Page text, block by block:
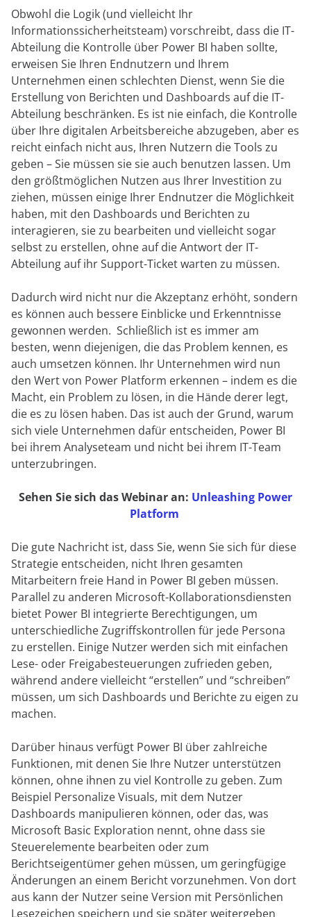
Obwohl die Logik (und vielleicht Ihr
Informationssicherheitsteam) vorschreibt, dass die IT-
Abteilung die Kontrolle über Power BI haben sollte,
erweisen Sie Ihren Endnutzern und Ihrem
Unternehmen einen schlechten Dienst, wenn Sie die
Erstellung von Berichten und Dashboards auf die IT-
Abteilung beschränken. Es ist nie einfach, die Kontrolle
über Ihre digitalen Arbeitsbereiche abzugeben, aber es
reicht einfach nicht aus, Ihren Nutzern die Tools zu
geben – Sie müssen sie sie auch benutzen lassen. Um
den größtmöglichen Nutzen aus Ihrer Investition zu
ziehen, müssen einige Ihrer Endnutzer die Möglichkeit
haben, mit den Dashboards und Berichten zu
interagieren, sie zu bearbeiten und vielleicht sogar
selbst zu erstellen, ohne auf die Antwort der IT-
Abteilung auf ihr Support-Ticket warten zu müssen.
Dadurch wird nicht nur die Akzeptanz erhöht, sondern
es können auch bessere Einblicke und Erkenntnisse
gewonnen werden. Schließlich ist es immer am
besten, wenn diejenigen, die das Problem kennen, es
auch umsetzen können. Ihr Unternehmen wird nun
den Wert von Power Platform erkennen – indem es die
Macht, ein Problem zu lösen, in die Hände derer legt,
die es zu lösen haben. Das ist auch der Grund, warum
sich viele Unternehmen dafür entscheiden, Power BI
bei ihrem Analyseteam und nicht bei ihrem IT-Team
unterzubringen.
Sehen Sie sich das Webinar an: Unleashing Power
Platform
Die gute Nachricht ist, dass Sie, wenn Sie sich für diese
Strategie entscheiden, nicht Ihren gesamten
Mitarbeitern freie Hand in Power BI geben müssen.
Parallel zu anderen Microsoft-Kollaborationsdiensten
bietet Power BI integrierte Berechtigungen, um
unterschiedliche Zugriffskontrollen für jede Persona
zu erstellen. Einige Nutzer werden sich mit einfachen
Lese- oder Freigabesteuerungen zufrieden geben,
während andere vielleicht “erstellen” und “schreiben”
müssen, um sich Dashboards und Berichte zu eigen zu
machen.
Darüber hinaus verfügt Power BI über zahlreiche
Funktionen, mit denen Sie Ihre Nutzer unterstützen
können, ohne ihnen zu viel Kontrolle zu geben. Zum
Beispiel Personalize Visuals, mit dem Nutzer
Dashboards manipulieren können, oder das, was
Microsoft Basic Exploration nennt, ohne dass sie
Steuerelemente bearbeiten oder zum
Berichtseigentümer gehen müssen, um geringfügige
Änderungen an einem Bericht vorzunehmen. Von dort
aus kann der Nutzer seine Version mit Persönlichen
Lesezeichen speichern und sie später weitergeben